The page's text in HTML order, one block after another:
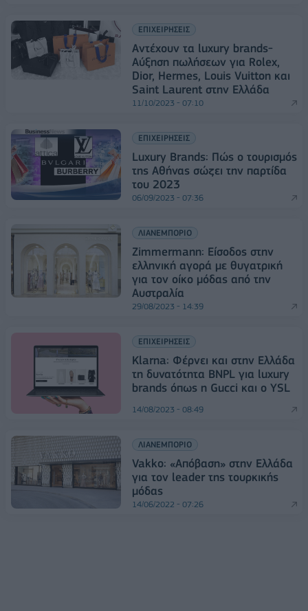
ΕΠΙΧΕΙΡΗΣΕΙΣ
Αντέχουν τα luxury brands-
Αύξηση πωλήσεων για Rolex,
Dior, Hermes, Louis Vuitton και
Saint Laurent στην Ελλάδα
11/10/2023 - 07:10
ΕΠΙΧΕΙΡΗΣΕΙΣ
Luxury Brands: Πώς ο τουρισμός
της Αθήνας σώζει την παρτίδα
του 2023
06/09/2023 - 07:36
ΛΙΑΝΕΜΠΟΡΙΟ
Zimmermann: Είσοδος στην
ελληνική αγορά με θυγατρική
για τον οίκο μόδας από την
Αυστραλία
29/08/2023 - 14:39
ΕΠΙΧΕΙΡΗΣΕΙΣ
Klarna: Φέρνει και στην Ελλάδα
τη δυνατότητα BNPL για luxury
brands όπως η Gucci και ο YSL
14/08/2023 - 08:49
ΛΙΑΝΕΜΠΟΡΙΟ
Vakko: «Απόβαση» στην Ελλάδα
για τον leader της τουρκικής
μόδας
14/06/2022 - 07:26